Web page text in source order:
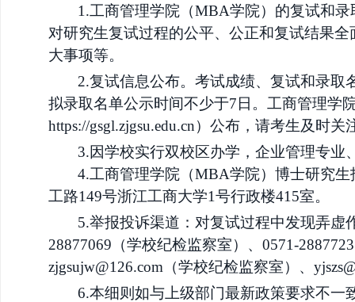
1.工商管理学院（MBA学院） 的复试和
对研究生复试过程的公平、公正和复试结果
大事项等。
2.复试信息公布。考试成绩、复试和录
拟录取名单公示时间不少于7日。工商管理学
https://gsgl.zjgsu.edu.cn） 公布，请考生及时关
3.因学校实行双校区办学，企业管理专
4.工商管理学院（MBA学院） 博士研究生
工路149号浙江工商大学1号行政楼415室。
5.举报投诉渠道：对复试过程中发现弄虚
28877069（学校纪检监察室）、0571-
zjgsujw@126.com（学校纪检监察室）、
6.本细则如与上级部门最新政策要求不一